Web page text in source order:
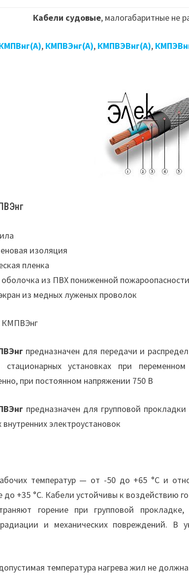
Кабели судовые, малогабаритные не
, КМПВЭнг(А), КМПВЭВнг(А),
изоляция
пленка
из ПВХ пониженной
из медных луженых проволок
КМПВЭнг
предназначен для передачи и
стационарных установках при
при постоянном напряжении 750 В
предназначен для групповой
электроустановок
температур — от -50 до +65 °С и
до +35 °С. Кабели устойчивы к воздействию
горение при групповой
и механических повреждений. В
температура нагрева жил не